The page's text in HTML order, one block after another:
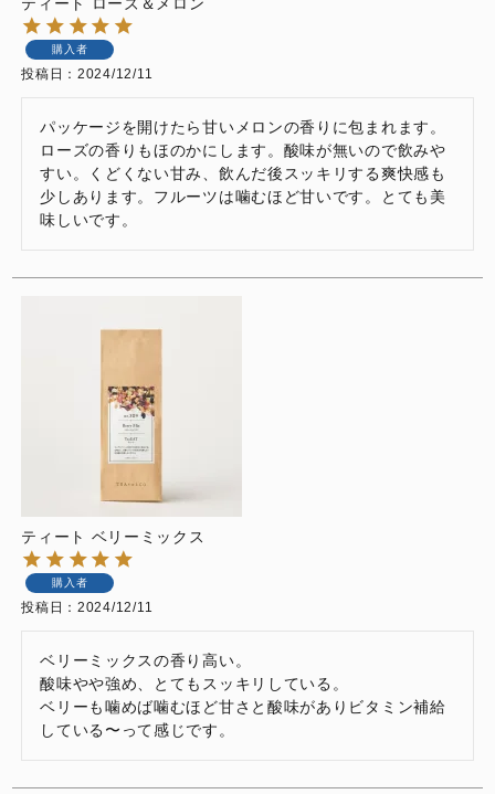
購入者
投稿日 2024/12/11
パッケージを開けたら甘いメロンの香りに包まれます。
ローズの香りもほのかにします。酸味が無いので飲みや
すい。くどくない甘み、飲んだ後スッキリする爽快感も
少しあります。フルーツは噛むほど甘いです。とても美
味しいです。
ティート ベリーミックス
購入者
投稿日 2024/12/11
ベリーミックスの香り高い。
酸味やや強め、とてもスッキリしている。
ベリーも噛めば噛むほど甘さと酸味がありビタミン補給
している〜って感じです。